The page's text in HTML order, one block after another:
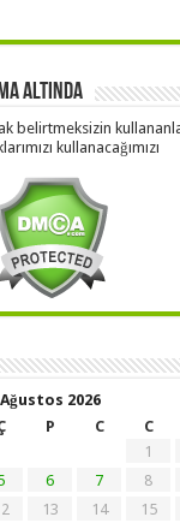
Altında
belirtmeksizin
kullanacağımızı
Ağustos 2026
P C C
1
6 7 8
13 14 15